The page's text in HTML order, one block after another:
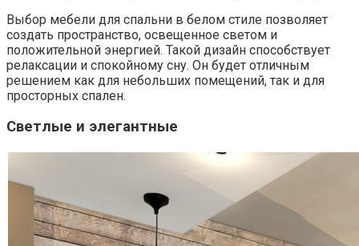
Выбор мебели для спальни в белом стиле позволяет
создать пространство, освещенное светом и
положительной энергией. Такой дизайн способствует
релаксации и спокойному сну. Он будет отличным
решением как для небольших помещений, так и для
просторных спален.
Светлые и элегантные